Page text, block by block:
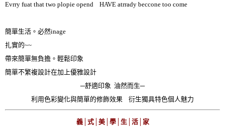
Evrry fuat that two plopie opend HAVE atrrady beccone too come
簡單生活。必然inage
扎實的~~
帶來簡單無負擔。輕鬆印象
簡單不繁複設計在加上優雅設計
─舒適印象 油然而生─
利用色彩變化與簡單的修飾效果 衍生獨具特色個人魅力
義│式│美│學│生│活│家